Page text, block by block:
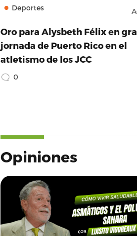
Deportes
Oro para Alysbeth Félix en
jornada de Puerto Rico en el
atletismo de los JCC
0
Opiniones